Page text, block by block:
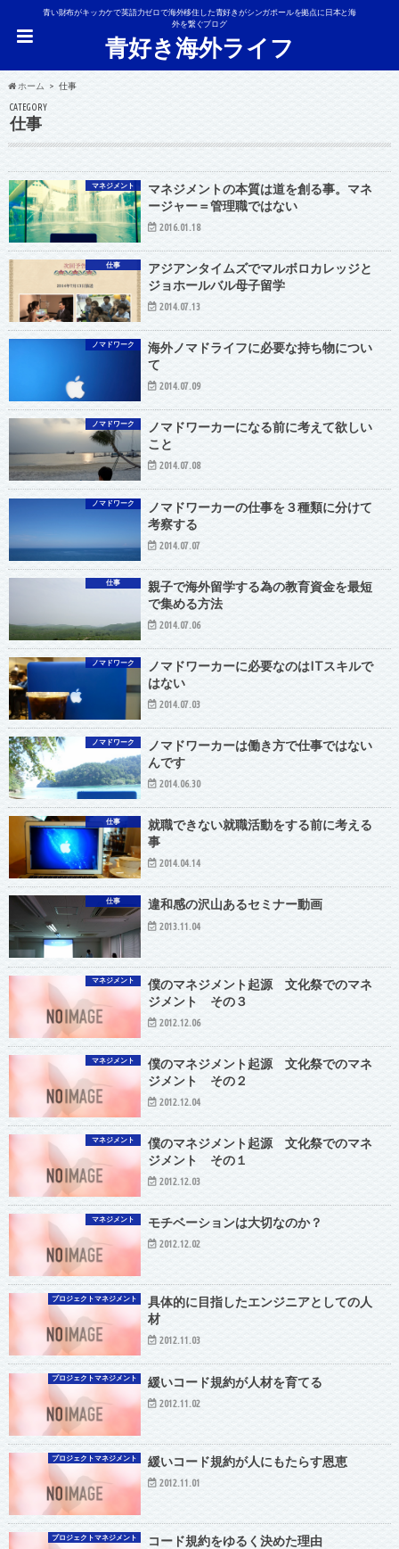
青い財布がキッカケで英語力ゼロで海外移住した青好きがシンガポールを拠点に日本と海
外を繋ぐブログ
青好き海外ライフ
ホーム 仕事
CATEGORY
仕事
マネジメント
マネジメントの本質は道を創る事。マネ
ージャー＝管理職ではない
2016.01.18
仕事
アジアンタイムズでマルボロカレッジと
ジョホールバル母子留学
2014.07.13
ノマドワーク
海外ノマドライフに必要な持ち物につい
て
2014.07.09
ノマドワーク
ノマドワーカーになる前に考えて欲しい
こと
2014.07.08
ノマドワーク
ノマドワーカーの仕事を３種類に分けて
考察する
2014.07.07
仕事
親子で海外留学する為の教育資金を最短
で集める方法
2014.07.06
ノマドワーク
ノマドワーカーに必要なのはITスキルで
はない
2014.07.03
ノマドワーク
ノマドワーカーは働き方で仕事ではない
んです
2014.06.30
仕事
就職できない就職活動をする前に考える
事
2014.04.14
仕事 違和感の沢山あるセミナー動画
2013.11.04
マネジメント
僕のマネジメント起源 文化祭でのマネ
ジメント その３
2012.12.06
マネジメント
僕のマネジメント起源 文化祭でのマネ
ジメント その２
2012.12.04
マネジメント
僕のマネジメント起源 文化祭でのマネ
ジメント その１
2012.12.03
マネジメント モチベーションは大切なのか？
2012.12.02
プロジェクトマネジメント
具体的に目指したエンジニアとしての人
材
2012.11.03
プロジェクトマネジメント 緩いコード規約が人材を育てる
2012.11.02
プロジェクトマネジメント 緩いコード規約が人にもたらす恩恵
2012.11.01
プロジェクトマネジメント コード規約をゆるく決めた理由